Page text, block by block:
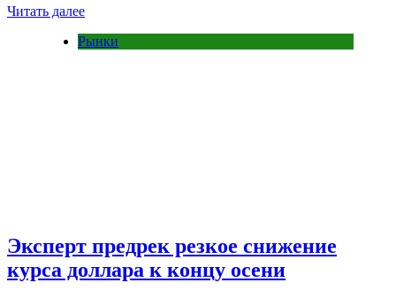
Читать далее
Рынки
Эксперт предрек резкое снижение
курса доллара к концу осени